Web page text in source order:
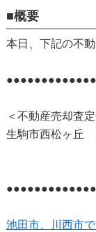
■概要
本日、下記の不
＜不動産売却査
生駒市西松ヶ丘
池田市、川西市